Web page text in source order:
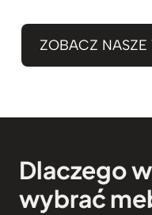
ZOBACZ NASZE
Dlaczego
wybrać